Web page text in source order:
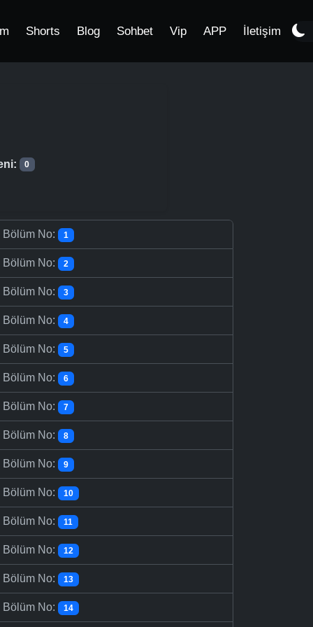
Shorts Blog Sohbet Vip APP İletişim
0
Bölüm No: 1
Bölüm No: 2
Bölüm No: 3
Bölüm No: 4
Bölüm No: 5
Bölüm No: 6
Bölüm No: 7
Bölüm No: 8
Bölüm No: 9
Bölüm No: 10
Bölüm No: 11
Bölüm No: 12
Bölüm No: 13
Bölüm No: 14